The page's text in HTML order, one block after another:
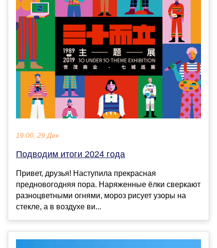
19:00, 29 Дек
Подводим итоги 2024 года
Привет, друзья! Наступила прекрасная
предновогодняя пора. Наряженные ёлки сверкают
разноцветными огнями, мороз рисует узоры на
стекле, а в воздухе ви...